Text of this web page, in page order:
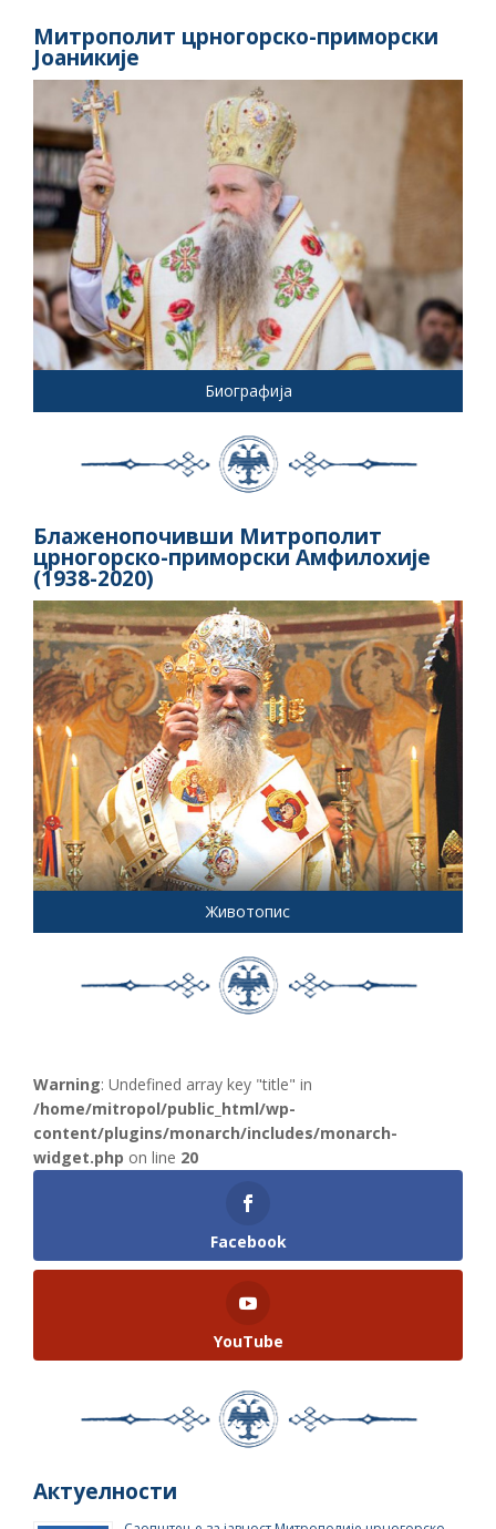
Митрополит црногорско-приморски
Јоаникије
Биографија
Блаженопочивши Митрополит
црногорско-приморски Амфилохије
(1938-2020)
Животопис
Warning: Undefined array key "title" in
/home/mitropol/public_html/wp-
content/plugins/monarch/includes/monarch-
widget.php on line 20
Facebook
YouTube
Актуелности